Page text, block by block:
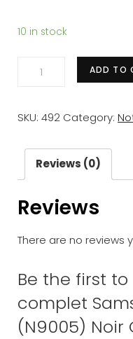
10 in stock
Écran
Galaxy
(N9005)
Noir
quantity
ADD TO
SKU: 492 Category:
Reviews (0)
Reviews
There are no reviews
Be the first to
complet
(N9005) Noir